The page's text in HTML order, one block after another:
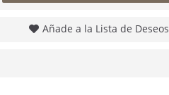
Añade a la Lista de Deseos